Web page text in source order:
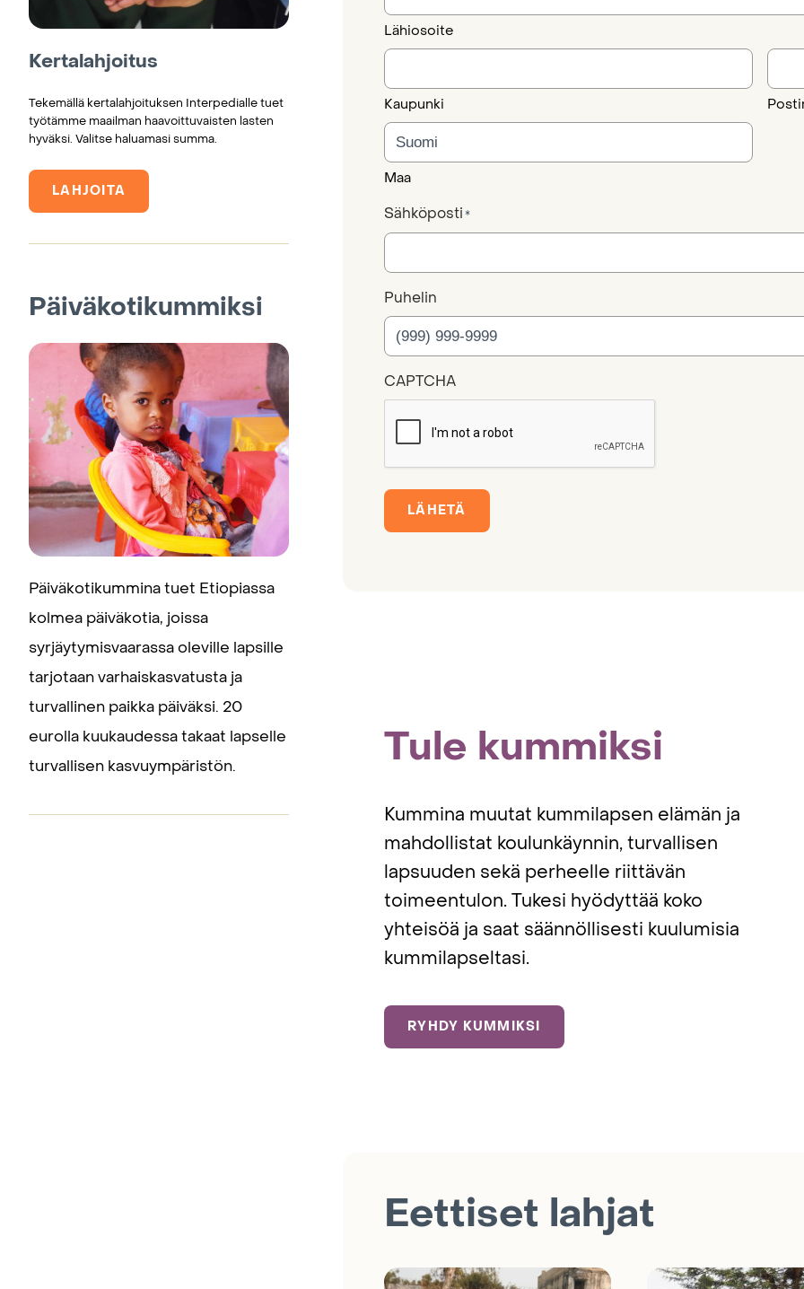
Kertalahjoitus
Tekemällä kertalahjoituksen Interpedialle tuet
työtämme maailman haavoittuvaisten lasten
hyväksi. Valitse haluamasi summa.
LAHJOITA
Päiväkotikummiksi
Päiväkotikummina tuet Etiopiassa
kolmea päiväkotia, joissa
syrjäytymisvaarassa oleville lapsille
tarjotaan varhaiskasvatusta ja
turvallinen paikka päiväksi. 20
eurolla kuukaudessa takaat lapselle
turvallisen kasvuympäristön.
Lähiosoite
Kaupunki
Maa
Sähköposti*
Puhelin
CAPTCHA
LÄHETÄ
Tule kummiksi
Kummina muutat kummilapsen elämän ja
mahdollistat koulunkäynnin, turvallisen
lapsuuden sekä perheelle riittävän
toimeentulon. Tukesi hyödyttää koko
yhteisöä ja saat säännöllisesti kuulumisia
kummilapseltasi.
RYHDY KUMMIKSI
Eettiset lahjat